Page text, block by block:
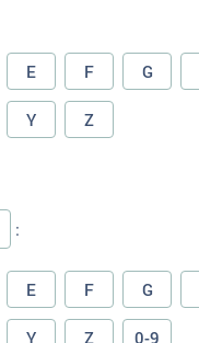
E F G
Y Z
:
E F G
Y Z 0-9